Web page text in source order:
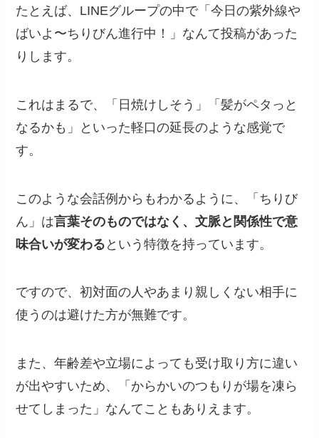
たとえば、LINEグループの中で「今日の紫外線や
ばいよ〜ちりびん進行中！」なんて投稿があった
りします。
これはまるで、「日焼けしそう」「髪がペタっと
なるかも」といった軽口の延長のような感覚で
す。
このような会話例からもわかるように、「ちりび
ん」は言葉そのものではなく、文脈と関係性で意
味合いが変わる という特徴を持っています。
ですので、初対面の人やあまり親しくない相手に
使うのは避けた方が無難です。
また、年齢差や立場によっても受け取り方に違い
が出やすいため、「からかいのつもりが場を凍ら
せてしまった」なんてこともありえます。